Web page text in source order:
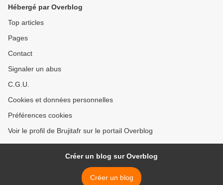
Hébergé par Overblog
Top articles
Pages
Contact
Signaler un abus
C.G.U.
Cookies et données personnelles
Préférences cookies
Voir le profil de Brujitafr sur le portail Overblog
Créer un blog sur Overblog
Créer un blog